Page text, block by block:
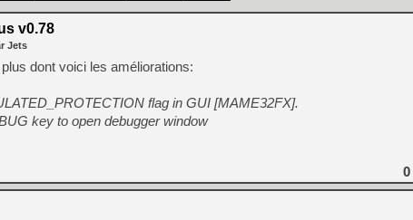
[GK] Beast of
[GK] Ubisoft : fin de partie
[GK] Mémoire cash -
[GK] Dan Houser (GTA)
[GK] Comment EA Sports
[GK] Crimson Moon : un
[GK] Isle of Reveries : le
[GK] Moonlighter 2 : The
[GK] Capcom relance
[Mo5] Deux inédits du
[GK] Le beat'em up The
v0.78
Jets
dont voici les améliorations:
flag in GUI [MAME32FX].
key to open debugger window
0